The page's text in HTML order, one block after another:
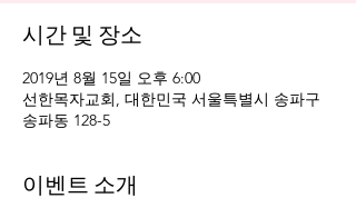
시간 및 장소
2019년 8월 15일 오후 6:00
선한목자교회, 대한민국 서울특별시 송파구
송파동 128-5
이벤트 소개